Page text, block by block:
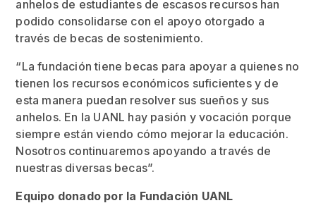
anhelos de estudiantes de escasos recursos han
podido consolidarse con el apoyo otorgado a
través de becas de sostenimiento.
“La fundación tiene becas para apoyar a quienes no
tienen los recursos económicos suficientes y de
esta manera puedan resolver sus sueños y sus
anhelos. En la UANL hay pasión y vocación porque
siempre están viendo cómo mejorar la educación.
Nosotros continuaremos apoyando a través de
nuestras diversas becas”.
Equipo donado por la Fundación UANL